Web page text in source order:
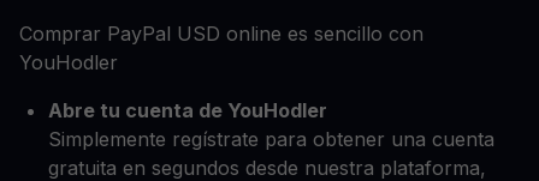
Comprar PayPal USD online es sencillo con
YouHodler
Abre tu cuenta de YouHodler
Simplemente regístrate para obtener una cuenta
gratuita en segundos desde nuestra plataforma,